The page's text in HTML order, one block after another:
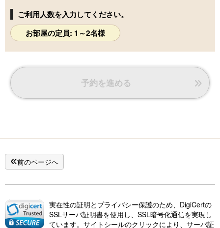
ご利用人数を入力してください。
お部屋の定員: 1～2名様
予約を進める
前のページへ
実在性の証明とプライバシー保護のため、DigiCertの
SSLサーバ証明書を使用し、SSL暗号化通信を実現し
ています。サイトシールのクリックにより、サーバ証